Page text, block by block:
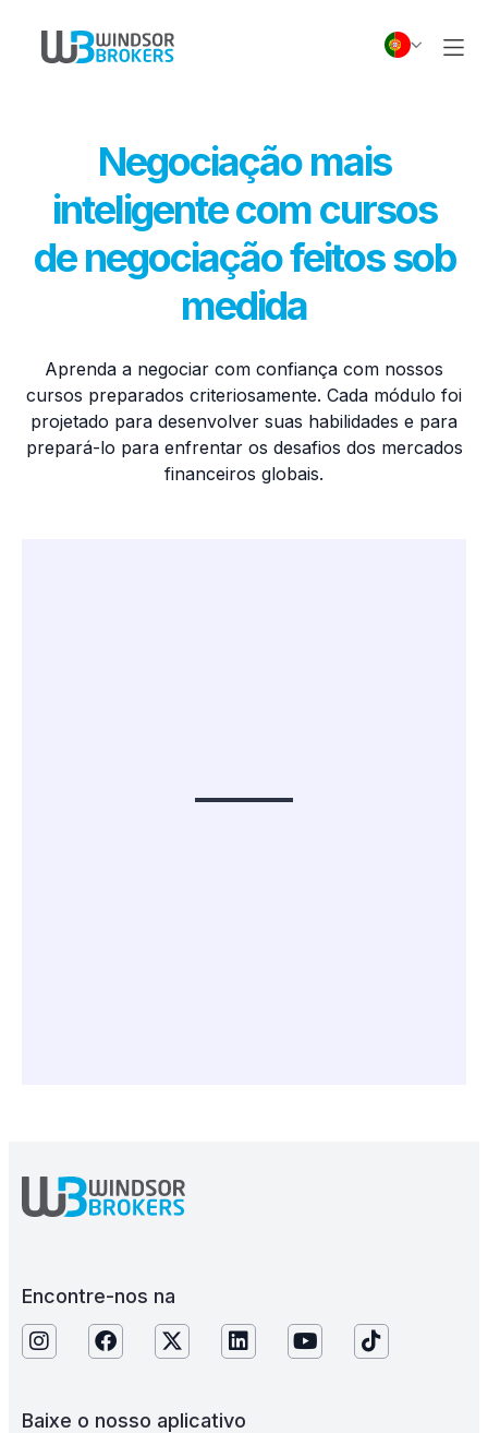
Negociação mais
inteligente com cursos
de negociação feitos sob
medida
Aprenda a negociar com confiança com nossos
cursos preparados criteriosamente. Cada módulo foi
projetado para desenvolver suas habilidades e para
prepará-lo para enfrentar os desafios dos mercados
financeiros globais.
Encontre-nos na
Baixe o nosso aplicativo